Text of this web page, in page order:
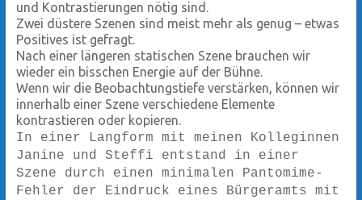
und Kontrastierungen nötig sind.
Zwei düstere Szenen sind meist mehr als genug – etwas
Positives ist gefragt.
Nach einer längeren statischen Szene brauchen wir
wieder ein bisschen Energie auf der Bühne.
Wenn wir die Beobachtungstiefe verstärken, können wir
innerhalb einer Szene verschiedene Elemente
kontrastieren oder kopieren.
In einer Langform mit meinen Kolleginnen
Janine und Steffi entstand in einer
Szene durch einen minimalen Pantomime-
Fehler der Eindruck eines Bürgeramts mit